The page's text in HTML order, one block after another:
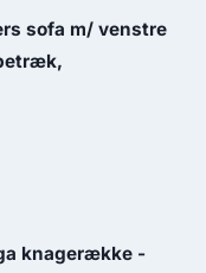
sofa m/ venstre
knagerække -